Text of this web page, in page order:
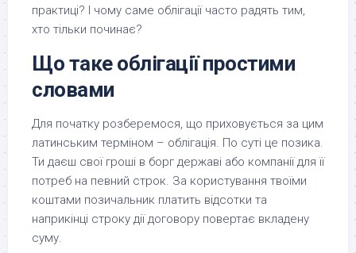
практиці? І чому саме облігації часто радять тим,
хто тільки починає?
Що таке облігації простими
словами
Для початку розберемося, що приховується за цим
латинським терміном – облігація. По суті це позика.
Ти даєш свої гроші в борг державі або компанії для її
потреб на певний строк. За користування твоїми
коштами позичальник платить відсотки та
наприкінці строку дії договору повертає вкладену
суму.